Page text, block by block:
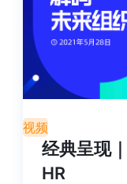
视频
经典呈现
HR